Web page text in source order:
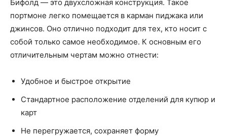
Бифолд — это двухсложная конструкция. Такое
портмоне легко помещается в карман пиджака или
джинсов. Оно отлично подходит для тех, кто носит с
собой только самое необходимое. К основным его
отличительным чертам можно отнести:
Удобное и быстрое открытие
Стандартное расположение отделений для купюр и
карт
Не перегружается, сохраняет форму